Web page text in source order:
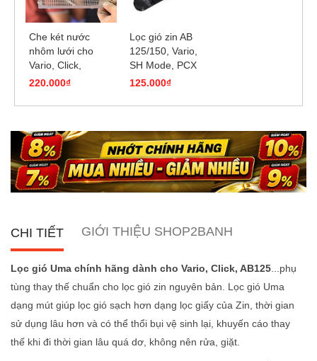
Che két nước
nhôm lưới cho
Vario, Click,
SHVN, AB, SH
220.000₫
Lọc gió zin AB
125/150, Vario,
SH Mode, PCX
125, Click 125
125.000₫
CHI TIẾT GIỚI THIỆU SHOP2BANH
Lọc gió Uma chính hãng dành cho Vario, Click, AB125...phụ
tùng thay thế chuẩn cho lọc gió zin nguyên bản. Lọc gió Uma
dạng mút giúp lọc gió sạch hơn dạng lọc giấy của Zin, thời gian
sử dụng lâu hơn và có thể thổi bụi vệ sinh lại, khuyến cáo thay
thế khi đi thời gian lâu quá dơ, không nên rửa, giặt.